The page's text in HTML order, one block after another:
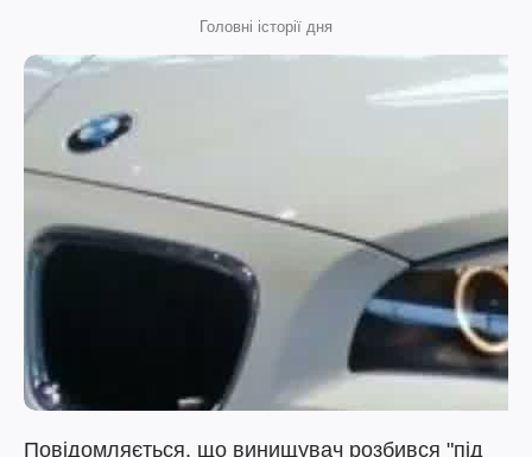
Головні історії дня
Повідомляється, що винищувач розбився "під